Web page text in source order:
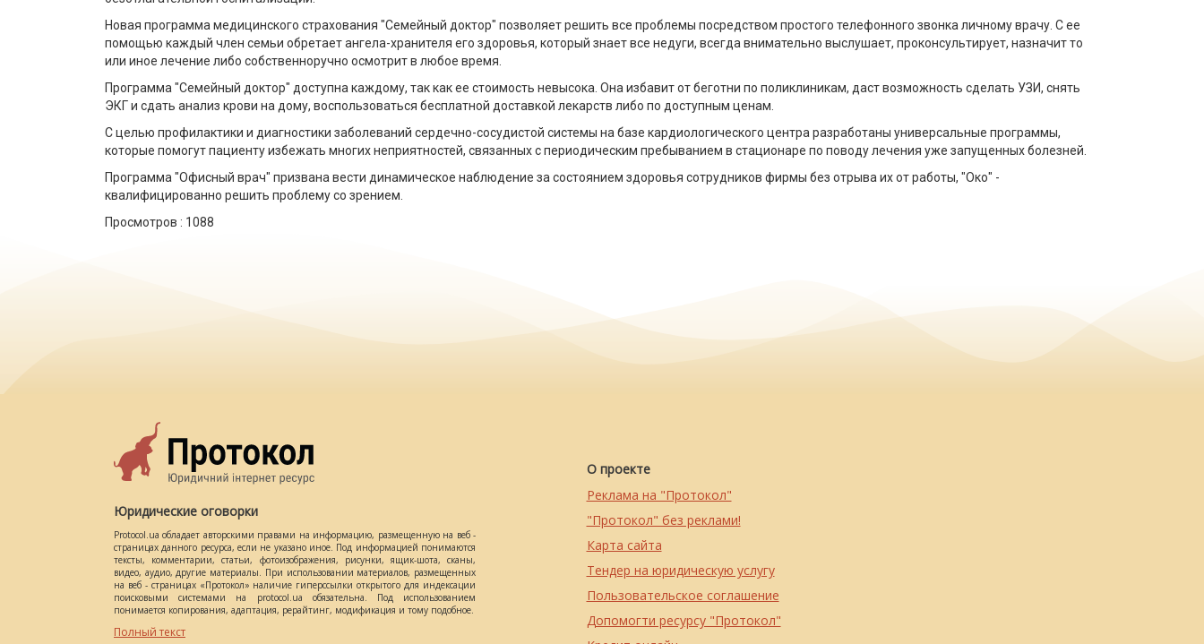
Новая программа медицинского страхования "Семейный доктор" позволяет решить все проблемы посредством простого телефонного звонка личному врачу. С ее
помощью каждый член семьи обретает ангела-хранителя его здоровья, который знает все недуги, всегда внимательно выслушает, проконсультирует, назначит то
или иное лечение либо собственноручно осмотрит в любое время.
Программа "Семейный доктор" доступна каждому, так как ее стоимость невысока. Она избавит от беготни по поликлиникам, даст возможность сделать УЗИ, снять
ЭКГ и сдать анализ крови на дому, воспользоваться бесплатной доставкой лекарств либо по доступным ценам.
С целью профилактики и диагностики заболеваний сердечно-сосудистой системы на базе кардиологического центра разработаны универсальные программы,
которые помогут пациенту избежать многих неприятностей, связанных с периодическим пребыванием в стационаре по поводу лечения уже запущенных болезней.
Программа "Офисный врач" призвана вести динамическое наблюдение за состоянием здоровья сотрудников фирмы без отрыва их от работы, "Око" -
квалифицированно решить проблему со зрением.
Просмотров : 1088
Юридические оговорки
Protocol.ua обладает авторскими правами на информацию, размещенную на веб -
страницах данного ресурса, если не указано иное. Под информацией понимаются
тексты, комментарии, статьи, фотоизображения, рисунки, ящик-шота, сканы,
видео, аудио, другие материалы. При использовании материалов, размещенных
на веб - страницах «Протокол» наличие гиперссылки открытого для индексации
поисковыми системами на protocol.ua обязательна. Под использованием
понимается копирования, адаптация, рерайтинг, модификация и тому подобное.
Полный текст
О проекте
Реклама на "Протокол"
"Протокол" без реклами!
Карта сайта
Тендер на юридическую услугу
Пользовательское соглашение
Допомогти ресурсу "Протокол"